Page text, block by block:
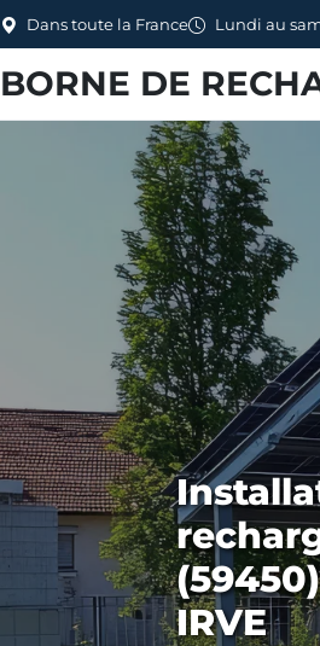
Dans toute la France Lundi au
BORNE DE
IRVE